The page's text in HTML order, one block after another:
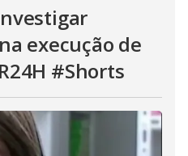
execução de
#Shorts